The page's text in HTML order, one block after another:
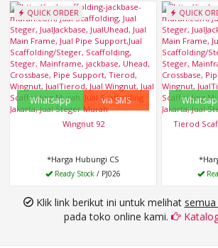
QUICK ORDER
Whatsapp via SMS
Wingnut 92
*Harga Hubungi CS
Ready Stock / PJ026
QUICK
Tierod
Klik link berikut ini untuk melihat
pada toko online kami.